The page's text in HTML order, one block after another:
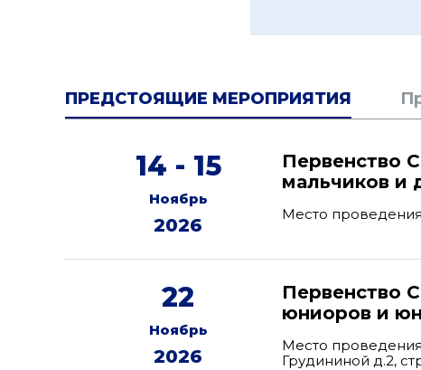
ПРЕДСТОЯЩИЕ МЕРОПРИЯТИЯ
14 - 15
Ноябрь
2026
Первенство
мальчиков и
Место
22
Ноябрь
2026
Первенство
юниоров и
Место
Грудининой д.2,